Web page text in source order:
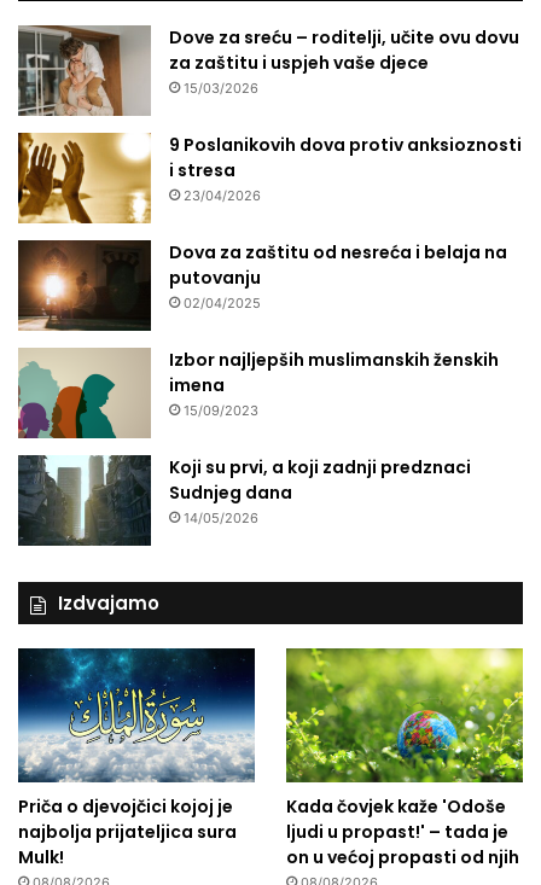
v
a
2
4
o
s
o
b
e
Dove za sreću – roditelji, učite ovu dovu
za zaštitu i uspjeh vaše djece
15/03/2026
9 Poslanikovih dova protiv anksioznosti
i stresa
23/04/2026
Dova za zaštitu od nesreća i belaja na
putovanju
02/04/2025
Izbor najljepših muslimanskih ženskih
imena
15/09/2023
Koji su prvi, a koji zadnji predznaci
Sudnjeg dana
14/05/2026
Izdvajamo
Priča o djevojčici kojoj je
najbolja prijateljica sura
Mulk!
Kada čovjek kaže 'Odoše
ljudi u propast!' – tada je
on u većoj propasti od njih